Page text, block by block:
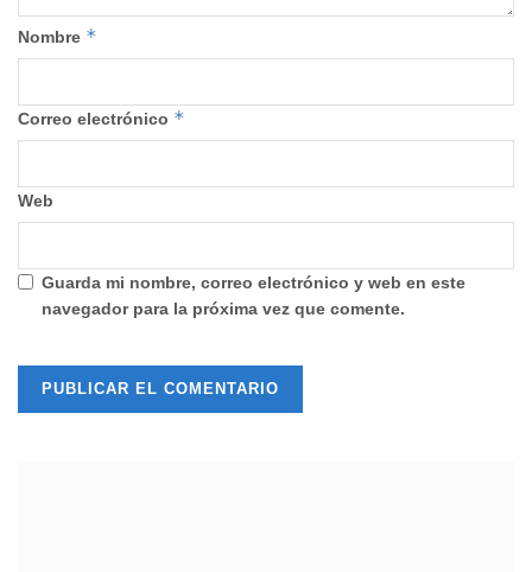
Nombre *
Correo electrónico *
Web
Guarda mi nombre, correo electrónico y web en este
navegador para la próxima vez que comente.